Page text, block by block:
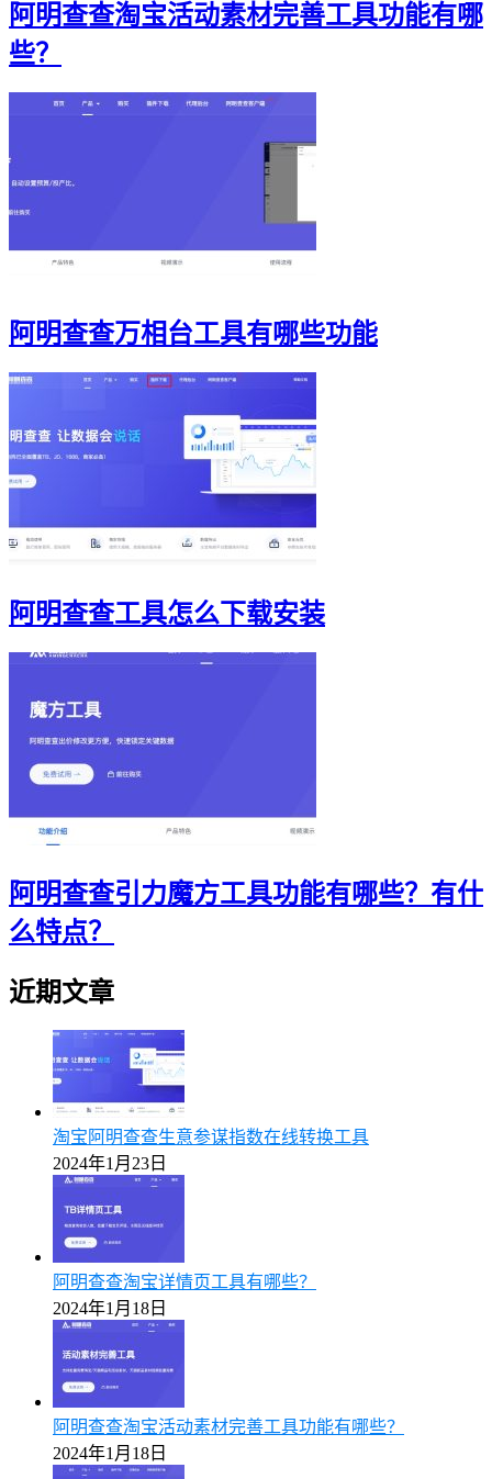
阿明查查淘宝活动素材完善工具功能有哪
些？
阿明查查万相台工具有哪些功能
阿明查查工具怎么下载安装
阿明查查引力魔方工具功能有哪些？有什
么特点？
近期文章
淘宝阿明查查生意参谋指数在线转换工具
2024年1月23日
阿明查查淘宝详情页工具有哪些？
2024年1月18日
阿明查查淘宝活动素材完善工具功能有哪些？
2024年1月18日